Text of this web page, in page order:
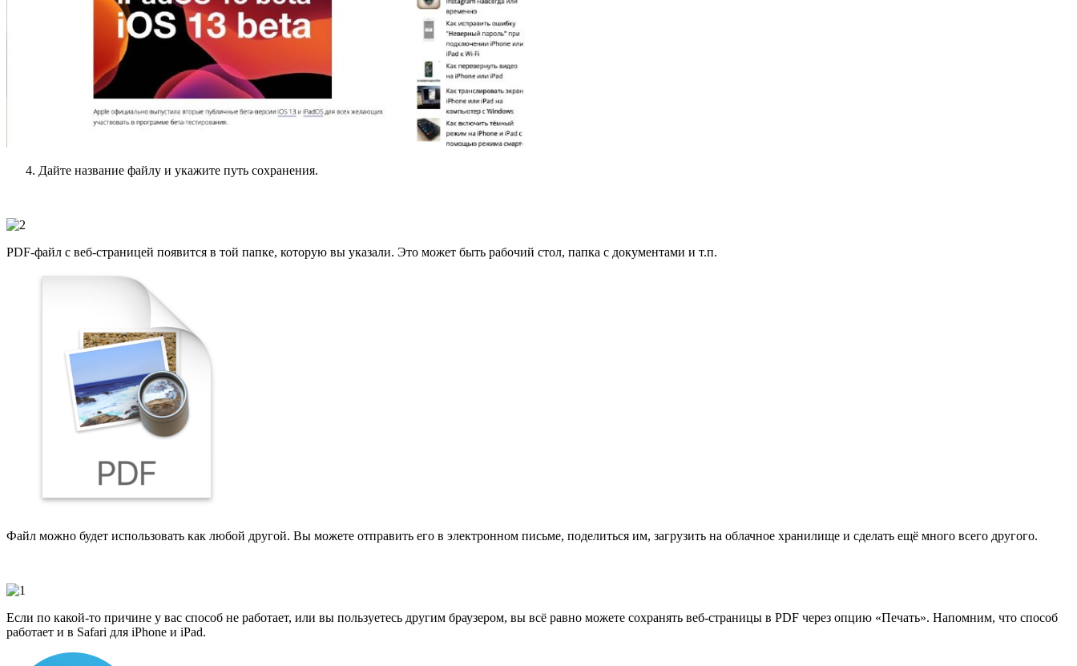
Дайте название файлу и укажите путь сохранения.
PDF-файл с веб-страницей появится в той папке, которую вы указали. Это может быть рабочий стол, папка с документами и т.п.
Файл можно будет использовать как любой другой. Вы можете отправить его в электронном письме, поделиться им, загрузить на облачное хранилище и сделать ещё много всего другого.
Если по какой-то причине у вас способ не работает, или вы пользуетесь другим браузером, вы всё равно можете сохранять веб-страницы в PDF через опцию «Печать». Напомним, что способ
работает и в Safari для iPhone и iPad.